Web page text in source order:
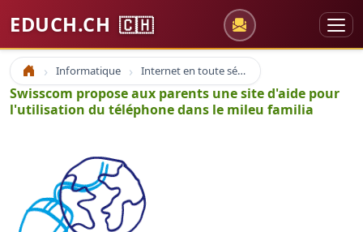
EDUCH.CH 🇨🇭
Accueil Informatique Internet en toute sécurité
Swisscom propose aux parents une site d'aide pour
l'utilisation du téléphone dans le mileu familia